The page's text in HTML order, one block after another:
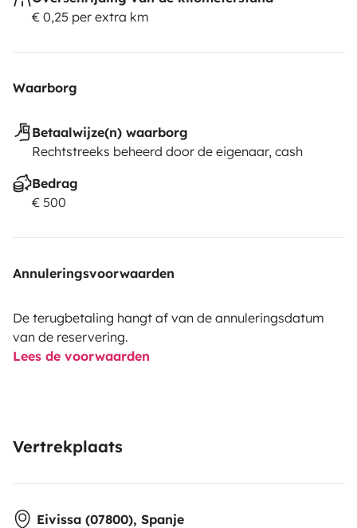
€ 0,25 per extra km
Waarborg
Betaalwijze(n) waarborg
Rechtstreeks beheerd door de eigenaar, cash
Bedrag
€ 500
Annuleringsvoorwaarden
De terugbetaling hangt af van de annuleringsdatum
van de reservering.
Lees de voorwaarden
Vertrekplaats
Eivissa (07800), Spanje